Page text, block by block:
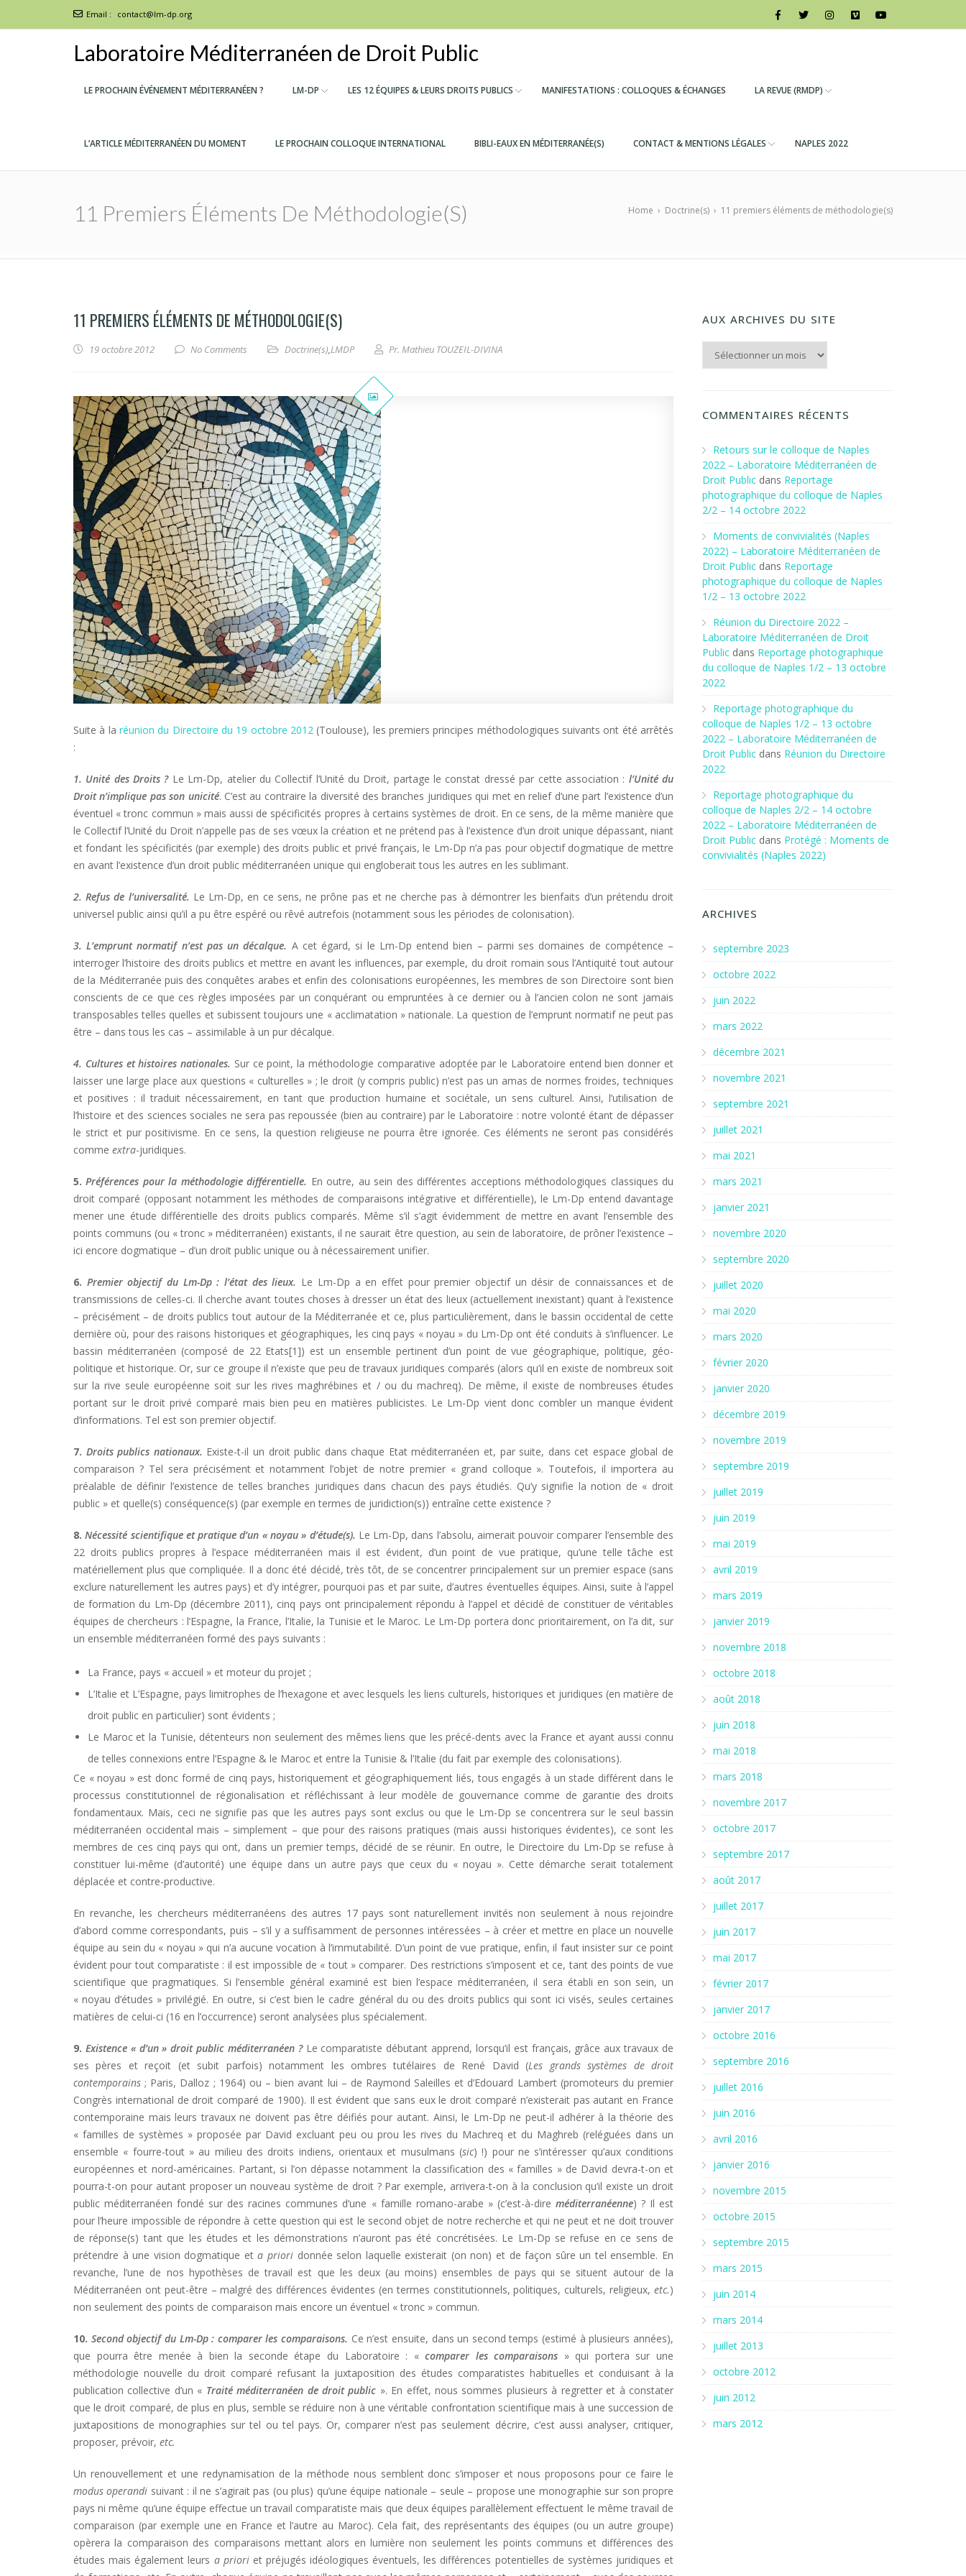
Email : contact@lm-dp.org
Laboratoire Méditerranéen de Droit Public
LE PROCHAIN ÉVÉNEMENT MÉDITERRANÉEN ? LM-DP LES 12 ÉQUIPES & LEURS DROITS PUBLICS MANIFESTATIONS : COLLOQUES & ÉCHANGES LA REVUE (RMDP)
L’ARTICLE MÉDITERRANÉEN DU MOMENT LE PROCHAIN COLLOQUE INTERNATIONAL BIBLI-EAUX EN MÉDITERRANÉE(S) CONTACT & MENTIONS LÉGALES NAPLES 2022
11 Premiers Éléments De Méthodologie(s) Home › Doctrine(s) › 11 premiers éléments de méthodologie(s)
11 PREMIERS ÉLÉMENTS DE MÉTHODOLOGIE(S)
19 octobre 2012 No Comments Doctrine(s),LMDP Pr. Mathieu TOUZEIL-DIVINA
Suite à la réunion du Directoire du 19 octobre 2012 (Toulouse), les premiers principes méthodologiques suivants ont été arrêtés
:
1. Unité des Droits ?Le Lm-Dp, atelier du Collectif l’Unité du Droit, partage le constat dressé par cette association : l’Unité du
Droit n’implique pas son unicité. C’est au contraire la diversité des branches juridiques qui met en relief d’une part l’existence d’un
éventuel « tronc commun » mais aussi de spécificités propres à certains systèmes de droit. En ce sens, de la même manière que
le Collectif l’Unité du Droit n’appelle pas de ses vœux la création et ne prétend pas à l’existence d’un droit unique dépassant, niant
et fondant les spécificités (par exemple) des droits public et privé français, le Lm-Dp n’a pas pour objectif dogmatique de mettre
en avant l’existence d’un droit public méditerranéen unique qui engloberait tous les autres en les sublimant.
2. Refus de l’universalité. Le Lm-Dp, en ce sens, ne prône pas et ne cherche pas à démontrer les bienfaits d’un prétendu droit
universel public ainsi qu’il a pu être espéré ou rêvé autrefois (notamment sous les périodes de colonisation).
3. L’emprunt normatif n’est pas un décalque. A cet égard, si le Lm-Dp entend bien – parmi ses domaines de compétence –
interroger l’histoire des droits publics et mettre en avant les influences, par exemple, du droit romain sous l’Antiquité tout autour
de la Méditerranée puis des conquêtes arabes et enfin des colonisations européennes, les membres de son Directoire sont bien
conscients de ce que ces règles imposées par un conquérant ou empruntées à ce dernier ou à l’ancien colon ne sont jamais
transposables telles quelles et subissent toujours une « acclimatation » nationale. La question de l’emprunt normatif ne peut pas
être – dans tous les cas – assimilable à un pur décalque.
4. Cultures et histoires nationales. Sur ce point, la méthodologie comparative adoptée par le Laboratoire entend bien donner et
laisser une large place aux questions « culturelles » ; le droit (y compris public) n’est pas un amas de normes froides, techniques
et positives : il traduit nécessairement, en tant que production humaine et sociétale, un sens culturel. Ainsi, l’utilisation de
l’histoire et des sciences sociales ne sera pas repoussée (bien au contraire) par le Laboratoire : notre volonté étant de dépasser
le strict et pur positivisme. En ce sens, la question religieuse ne pourra être ignorée. Ces éléments ne seront pas considérés
comme extra-juridiques.
5.Préférences pour la méthodologie différentielle. En outre, au sein des différentes acceptions méthodologiques classiques du
droit comparé (opposant notamment les méthodes de comparaisons intégrative et différentielle), le Lm-Dp entend davantage
mener une étude différentielle des droits publics comparés. Même s’il s’agit évidemment de mettre en avant l’ensemble des
points communs (ou « tronc » méditerranéen) existants, il ne saurait être question, au sein de laboratoire, de prôner l’existence –
ici encore dogmatique – d’un droit public unique ou à nécessairement unifier.
6. Premier objectif du Lm-Dp : l’état des lieux. Le Lm-Dp a en effet pour premier objectif un désir de connaissances et de
transmissions de celles-ci. Il cherche avant toutes choses à dresser un état des lieux (actuellement inexistant) quant à l’existence
– précisément – de droits publics tout autour de la Méditerranée et ce, plus particulièrement, dans le bassin occidental de cette
dernière où, pour des raisons historiques et géographiques, les cinq pays « noyau » du Lm-Dp ont été conduits à s’influencer. Le
bassin méditerranéen (composé de 22 Etats[1]) est un ensemble pertinent d’un point de vue géographique, politique, géo-
politique et historique. Or, sur ce groupe il n’existe que peu de travaux juridiques comparés (alors qu’il en existe de nombreux soit
sur la rive seule européenne soit sur les rives maghrébines et / ou du machreq). De même, il existe de nombreuses études
portant sur le droit privé comparé mais bien peu en matières publicistes. Le Lm-Dp vient donc combler un manque évident
d’informations. Tel est son premier objectif.
7. Droits publics nationaux. Existe-t-il un droit public dans chaque Etat méditerranéen et, par suite, dans cet espace global de
comparaison ? Tel sera précisément et notamment l’objet de notre premier « grand colloque ». Toutefois, il importera au
préalable de définir l’existence de telles branches juridiques dans chacun des pays étudiés. Qu’y signifie la notion de « droit
public » et quelle(s) conséquence(s) (par exemple en termes de juridiction(s)) entraîne cette existence ?
8.Nécessité scientifique et pratique d’un « noyau » d’étude(s). Le Lm-Dp, dans l’absolu, aimerait pouvoir comparer l’ensemble des
22 droits publics propres à l’espace méditerranéen mais il est évident, d’un point de vue pratique, qu’une telle tâche est
matériellement plus que compliquée. Il a donc été décidé, très tôt, de se concentrer principalement sur un premier espace (sans
exclure naturellement les autres pays) et d’y intégrer, pourquoi pas et par suite, d’autres éventuelles équipes. Ainsi, suite à l’appel
de formation du Lm-Dp (décembre 2011), cinq pays ont principalement répondu à l’appel et décidé de constituer de véritables
équipes de chercheurs : l’Espagne, la France, l’Italie, la Tunisie et le Maroc. Le Lm-Dp portera donc prioritairement, on l’a dit, sur
un ensemble méditerranéen formé des pays suivants :
La France, pays « accueil » et moteur du projet ;
L’Italie et L’Espagne, pays limitrophes de l’hexagone et avec lesquels les liens culturels, historiques et juridiques (en matière de
droit public en particulier) sont évidents ;
Le Maroc et la Tunisie, détenteurs non seulement des mêmes liens que les précé-dents avec la France et ayant aussi connu
de telles connexions entre l’Espagne & le Maroc et entre la Tunisie & l’Italie (du fait par exemple des colonisations).
Ce « noyau » est donc formé de cinq pays, historiquement et géographiquement liés, tous engagés à un stade différent dans le
processus constitutionnel de régionalisation et réfléchissant à leur modèle de gouvernance comme de garantie des droits
fondamentaux. Mais, ceci ne signifie pas que les autres pays sont exclus ou que le Lm-Dp se concentrera sur le seul bassin
méditerranéen occidental mais – simplement – que pour des raisons pratiques (mais aussi historiques évidentes), ce sont les
membres de ces cinq pays qui ont, dans un premier temps, décidé de se réunir. En outre, le Directoire du Lm-Dp se refuse à
constituer lui-même (d’autorité) une équipe dans un autre pays que ceux du « noyau ». Cette démarche serait totalement
déplacée et contre-productive.
En revanche, les chercheurs méditerranéens des autres 17 pays sont naturellement invités non seulement à nous rejoindre
d’abord comme correspondants, puis – s’il y a suffisamment de personnes intéressées – à créer et mettre en place un nouvelle
équipe au sein du « noyau » qui n’a aucune vocation à l’immutabilité. D’un point de vue pratique, enfin, il faut insister sur ce point
évident pour tout comparatiste : il est impossible de « tout » comparer. Des restrictions s’imposent et ce, tant des points de vue
scientifique que pragmatiques. Si l’ensemble général examiné est bien l’espace méditerranéen, il sera établi en son sein, un
« noyau d’études » privilégié. En outre, si c’est bien le cadre général du ou des droits publics qui sont ici visés, seules certaines
matières de celui-ci (16 en l’occurrence) seront analysées plus spécialement.
9. Existence « d’un » droit public méditerranéen ? Le comparatiste débutant apprend, lorsqu’il est français, grâce aux travaux de
ses pères et reçoit (et subit parfois) notamment les ombres tutélaires de René David (Les grands systèmes de droit
contemporains; Paris, Dalloz ; 1964) ou – bien avant lui – de Raymond Saleilles et d’Edouard Lambert (promoteurs du premier
Congrès international de droit comparé de 1900). Il est évident que sans eux le droit comparé n’existerait pas autant en France
contemporaine mais leurs travaux ne doivent pas être déifiés pour autant. Ainsi, le Lm-Dp ne peut-il adhérer à la théorie des
« familles de systèmes » proposée par David excluant peu ou prou les rives du Machreq et du Maghreb (reléguées dans un
ensemble « fourre-tout » au milieu des droits indiens, orientaux et musulmans (sic) !) pour ne s’intéresser qu’aux conditions
européennes et nord-américaines. Partant, si l’on dépasse notamment la classification des « familles » de David devra-t-on et
pourra-t-on pour autant proposer un nouveau système de droit ? Par exemple, arrivera-t-on à la conclusion qu’il existe un droit
public méditerranéen fondé sur des racines communes d’une « famille romano-arabe » (c’est-à-dire méditerranéenne) ? Il est
pour l’heure impossible de répondre à cette question qui est le second objet de notre recherche et qui ne peut et ne doit trouver
de réponse(s) tant que les études et les démonstrations n’auront pas été concrétisées. Le Lm-Dp se refuse en ce sens de
prétendre à une vision dogmatique eta priori donnée selon laquelle existerait (on non) et de façon sûre un tel ensemble. En
revanche, l’une de nos hypothèses de travail est que les deux (au moins) ensembles de pays qui se situent autour de la
Méditerranéen ont peut-être – malgré des différences évidentes (en termes constitutionnels, politiques, culturels, religieux, etc.)
non seulement des points de comparaison mais encore un éventuel « tronc » commun.
10. Second objectif du Lm-Dp : comparer les comparaisons. Ce n’est ensuite, dans un second temps (estimé à plusieurs années),
que pourra être menée à bien la seconde étape du Laboratoire : «comparer les comparaisons » qui portera sur une
méthodologie nouvelle du droit comparé refusant la juxtaposition des études comparatistes habituelles et conduisant à la
publication collective d’un « Traité méditerranéen de droit public ». En effet, nous sommes plusieurs à regretter et à constater
que le droit comparé, de plus en plus, semble se réduire non à une véritable confrontation scientifique mais à une succession de
juxtapositions de monographies sur tel ou tel pays. Or, comparer n’est pas seulement décrire, c’est aussi analyser, critiquer,
proposer, prévoir, etc.
Un renouvellement et une redynamisation de la méthode nous semblent donc s’imposer et nous proposons pour ce faire le
modus operandi suivant : il ne s’agirait pas (ou plus) qu’une équipe nationale – seule – propose une monographie sur son propre
pays ni même qu’une équipe effectue un travail comparatiste mais que deux équipes parallèlement effectuent le même travail de
comparaison (par exemple une en France et l’autre au Maroc). Cela fait, des représentants des équipes (ou un autre groupe)
opèrera la comparaison des comparaisons mettant alors en lumière non seulement les points communs et différences des
études mais également leurs a prioriet préjugés idéologiques éventuels, les différences potentielles de systèmes juridiques et
AUX ARCHIVES DU SITE
Aux archives du Site
COMMENTAIRES RÉCENTS
Retours sur le colloque de Naples
2022 – Laboratoire Méditerranéen de
Droit Public dans Reportage
photographique du colloque de Naples
2/2 – 14 octobre 2022
Moments de convivialités (Naples
2022) – Laboratoire Méditerranéen de
Droit Public dans Reportage
photographique du colloque de Naples
1/2 – 13 octobre 2022
Réunion du Directoire 2022 –
Laboratoire Méditerranéen de Droit
Public dans Reportage photographique
du colloque de Naples 1/2 – 13 octobre
2022
Reportage photographique du
colloque de Naples 1/2 – 13 octobre
2022 – Laboratoire Méditerranéen de
Droit Public dans Réunion du Directoire
2022
Reportage photographique du
colloque de Naples 2/2 – 14 octobre
2022 – Laboratoire Méditerranéen de
Droit Public dans Protégé : Moments de
convivialités (Naples 2022)
ARCHIVES
septembre 2023
octobre 2022
juin 2022
mars 2022
décembre 2021
novembre 2021
septembre 2021
juillet 2021
mai 2021
mars 2021
janvier 2021
novembre 2020
septembre 2020
juillet 2020
mai 2020
mars 2020
février 2020
janvier 2020
décembre 2019
novembre 2019
septembre 2019
juillet 2019
juin 2019
mai 2019
avril 2019
mars 2019
janvier 2019
novembre 2018
octobre 2018
août 2018
juin 2018
mai 2018
mars 2018
novembre 2017
octobre 2017
septembre 2017
août 2017
juillet 2017
juin 2017
mai 2017
février 2017
janvier 2017
octobre 2016
septembre 2016
juillet 2016
juin 2016
avril 2016
janvier 2016
novembre 2015
octobre 2015
septembre 2015
mars 2015
juin 2014
mars 2014
juillet 2013
octobre 2012
juin 2012
mars 2012